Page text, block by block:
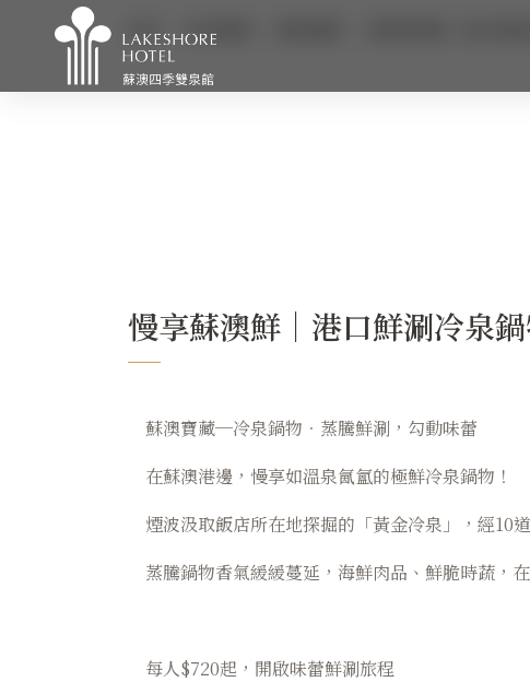
首頁 新訊優惠
慢享蘇澳鮮｜港口鮮涮冷泉
蘇澳寶藏─冷泉鍋物．蒸騰鮮涮，勾動味蕾
在蘇澳港邊，慢享如溫泉氤氳的極鮮冷泉鍋物！
煙波汲取飯店所在地探掘的「黃金冷泉」，經10
蒸騰鍋物香氣緩緩蔓延，海鮮肉品、鮮脆時蔬，
每人$720起，開啟味蕾鮮涮旅程
煙波早午餐
常見問題